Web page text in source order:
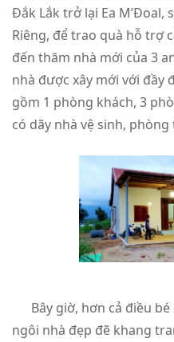
Đắk Lắk trở lại Ea M’Đoal,
Riêng, để trao quà hỗ trợ
đến thăm nhà mới của 3
nhà được xây mới với đầy
gồm 1 phòng khách, 3
có dãy nhà vệ sinh, phòng
Bây giờ, hơn cả điều bé
ngôi nhà đẹp đẽ khang